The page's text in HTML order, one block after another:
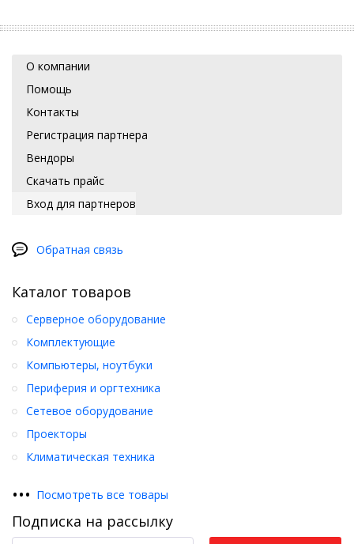
О компании
Помощь
Контакты
Регистрация партнера
Вендоры
Скачать прайс
Вход для партнеров
Обратная связь
Каталог товаров
Серверное оборудование
Комплектующие
Компьютеры, ноутбуки
Периферия и оргтехника
Сетевое оборудование
Проекторы
Климатическая техника
••• Посмотреть все товары
Подписка на рассылку